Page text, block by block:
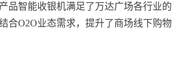
品智能收银机满足了万达广场各行业的
合O2O业态需求，提升了商场线下购物